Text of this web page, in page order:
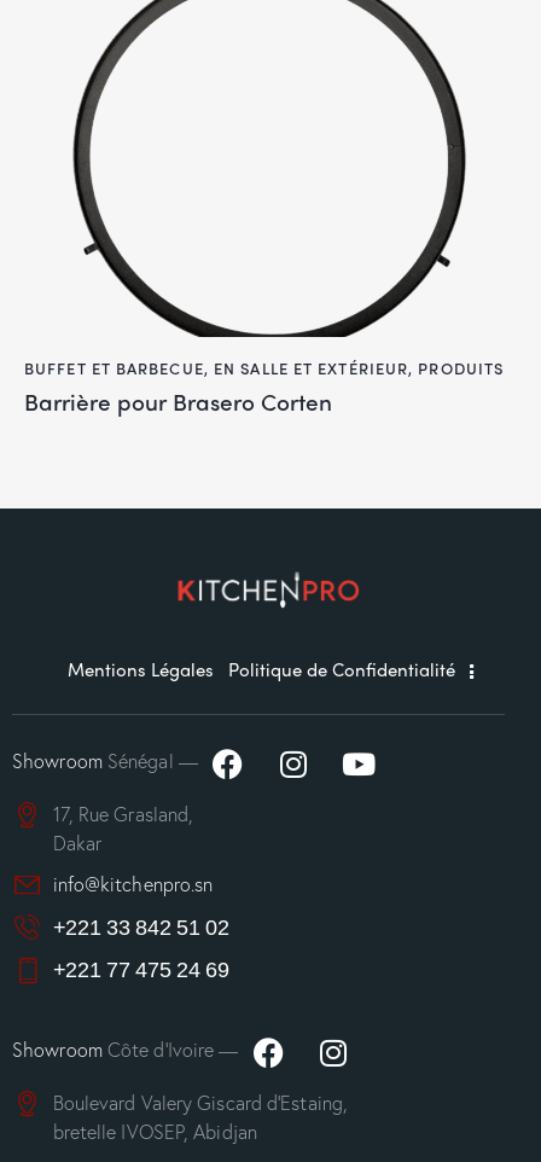
BUFFET ET BARBECUE, EN SALLE ET EXTÉRIEUR, PRODUITS
Barrière pour Brasero Corten
Mentions Légales Politique de Confidentialité
ShowroomSénégal —
17, Rue Grasland,
Dakar
info@kitchenpro.sn
+221 33 842 51 02
+221 77 475 24 69
ShowroomCôte d’Ivoire —
Boulevard Valery Giscard d’Estaing,
bretelle IVOSEP, Abidjan